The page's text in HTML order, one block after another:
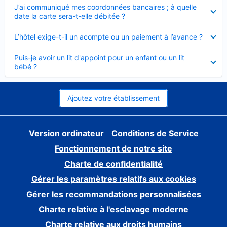
J’ai communiqué mes coordonnées bancaires ; à quelle
date la carte sera-t-elle débitée ?
fermé
L’hôtel exige-t-il un acompte ou un paiement à l’avance ?
fermé
Puis-je avoir un lit d'appoint pour un enfant ou un lit
bébé ?
fermé
Ajoutez votre établissement
Version ordinateur
Conditions de Service
Fonctionnement de notre site
Charte de confidentialité
Gérer les paramètres relatifs aux cookies
Gérer les recommandations personnalisées
Charte relative à l'esclavage moderne
Charte relative aux droits humains